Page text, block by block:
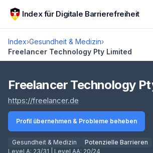
Zum Hauptinhalt springen
Index für Digitale Barrierefreiheit
Index›Gesundheit & Medizin›
Freelancer Technology Pty Limited
Score lädt
Freelancer Technology
https://freelancer.de
Profil übernehmen & Probleme beheben
Gesundheit & Medizin
Potenzielle Barrieren
Level A: 23/31 | Level AA: 20/24